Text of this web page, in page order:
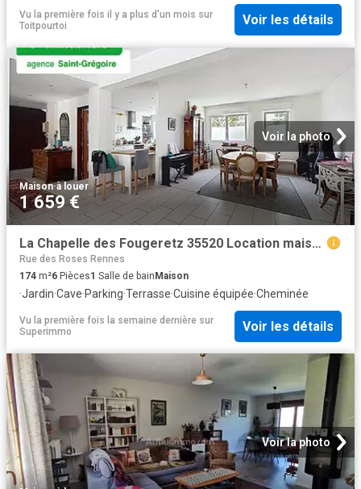
Vu la première fois il y a plus d'un mois sur
Toitpourtoi
Voir les détails
Voir la photo
Maison·à louer
1 659 €
La Chapelle des Fougeretz 35520 Location maison 6 pièces t6 au dernier étage terrasse
Rue des Roses Rennes
174 m²6 Pièces1 Salle de bainMaison
·Jardin·Cave·Parking·Terrasse·Cuisine équipée·Cheminée
Vu la première fois la semaine dernière sur
Superimmo
Voir les détails
Voir la photo